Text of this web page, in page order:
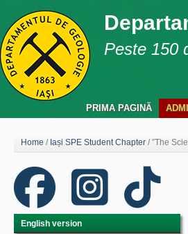
Peste 150
PRIMA PAGINĂ
Home / Iași SPE Student Chapter /”The
English version